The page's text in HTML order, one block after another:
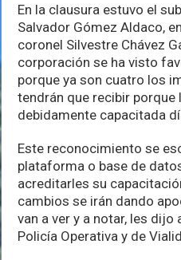
En la clausura estuvo el
Salvador Gómez Aldaco,
coronel Silvestre Chávez
corporación se ha visto
porque ya son cuatro los
tendrán que recibir
debidamente capacitada
Este reconocimiento se
plataforma o base de
acreditarles su
cambios se irán dando
van a ver y a notar, les
Policía Operativa y de